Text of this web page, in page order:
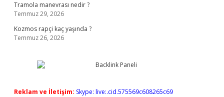
Tramola manevrası nedir ?
Temmuz 29, 2026
Kozmos rapçi kaç yaşında ?
Temmuz 26, 2026
Reklam ve İletişim: Skype: live:.cid.575569c608265c69